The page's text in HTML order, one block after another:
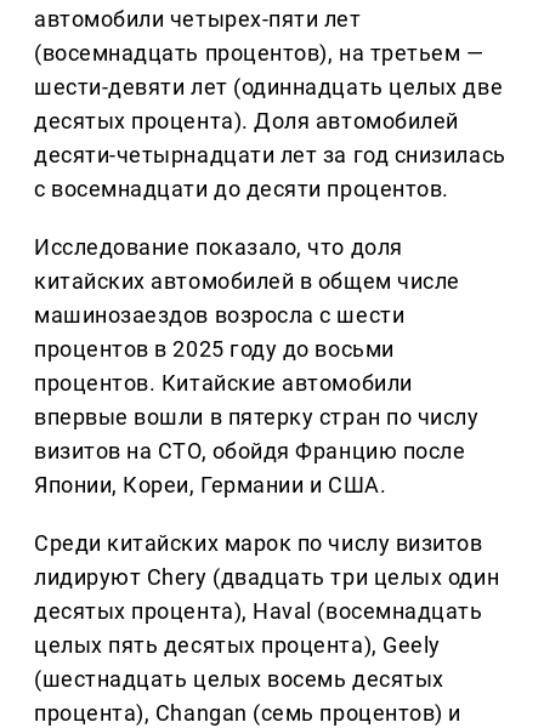
автомобили четырех-пяти лет
(восемнадцать процентов), на третьем —
шести-девяти лет (одиннадцать целых две
десятых процента). Доля автомобилей
десяти-четырнадцати лет за год снизилась
с восемнадцати до десяти процентов.
Исследование показало, что доля
китайских автомобилей в общем числе
машинозаездов возросла с шести
процентов в 2025 году до восьми
процентов. Китайские автомобили
впервые вошли в пятерку стран по числу
визитов на СТО, обойдя Францию после
Японии, Кореи, Германии и США.
Среди китайских марок по числу визитов
лидируют Chery (двадцать три целых один
десятых процента), Haval (восемнадцать
целых пять десятых процента), Geely
(шестнадцать целых восемь десятых
процента), Changan (семь процентов) и